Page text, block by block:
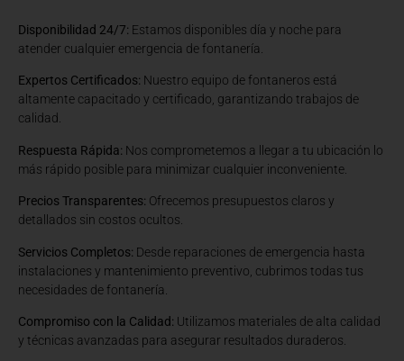
Disponibilidad 24/7: Estamos disponibles día y noche para
atender cualquier emergencia de fontanería.
Expertos Certificados: Nuestro equipo de fontaneros está
altamente capacitado y certificado, garantizando trabajos de
calidad.
Respuesta Rápida: Nos comprometemos a llegar a tu ubicación lo
más rápido posible para minimizar cualquier inconveniente.
Precios Transparentes: Ofrecemos presupuestos claros y
detallados sin costos ocultos.
Servicios Completos: Desde reparaciones de emergencia hasta
instalaciones y mantenimiento preventivo, cubrimos todas tus
necesidades de fontanería.
Compromiso con la Calidad: Utilizamos materiales de alta calidad
y técnicas avanzadas para asegurar resultados duraderos.